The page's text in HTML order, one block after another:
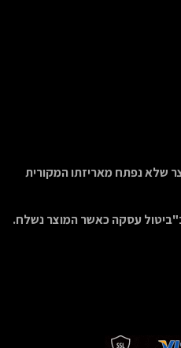
עסקה כאשר המוצר נשלח.